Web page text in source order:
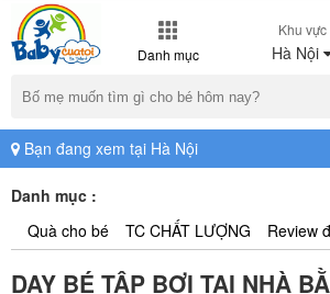
Danh mục
Khu vực
Hà Nội
Bạn đang xem tại Hà Nội
Danh mục :
Quà cho bé
TC CHẤT LƯỢNG Review
DẠY BÉ TẬP BƠI TẠI NHÀ